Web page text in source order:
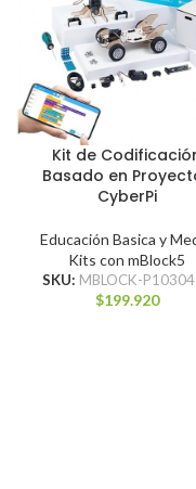
Kit de
Basado en
CyberPi
Educación Basica y
Kits con mBlock5
SKU: MBLOCK-
$199.920